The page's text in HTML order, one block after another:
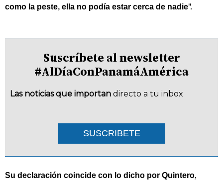
como la peste, ella no podía estar cerca de nadie".
Suscríbete al newsletter
#AlDíaConPanamáAmérica
Las noticias que importan directo a tu inbox
SUSCRIBETE
Su declaración coincide con lo dicho por Quintero,